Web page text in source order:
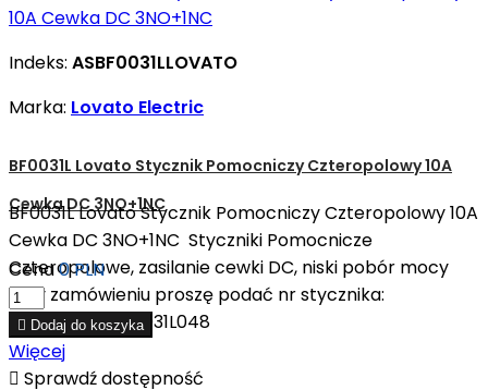
Indeks: ASBF0031LLOVATO
Marka: Lovato Electric
BF0031L Lovato Stycznik Pomocniczy Czteropolowy 10A
Cewka DC 3NO+1NC
BF0031L Lovato Stycznik Pomocniczy Czteropolowy 10A
Cewka DC 3NO+1NC Styczniki Pomocnicze
Czteropolowe, zasilanie cewki DC, niski pobór mocy
Przy zamówieniu proszę podać nr stycznika:
BF0031L024 BF0031L048
Cena0 PLN
 Dodaj do koszyka
Więcej
 Sprawdź dostępność